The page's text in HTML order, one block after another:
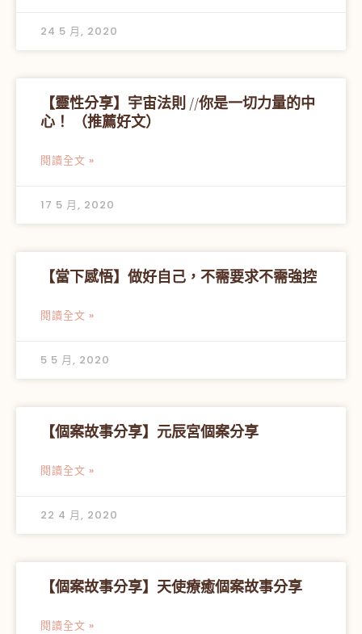
24 5 月, 2020
【靈性分享】宇宙法則 //你是一切力量的中
心！ （推薦好文）
閱讀全文 »
17 5 月, 2020
【當下感悟】做好自己，不需要求不需強控
閱讀全文 »
5 5 月, 2020
【個案故事分享】元辰宮個案分享
閱讀全文 »
22 4 月, 2020
【個案故事分享】天使療癒個案故事分享
閱讀全文 »